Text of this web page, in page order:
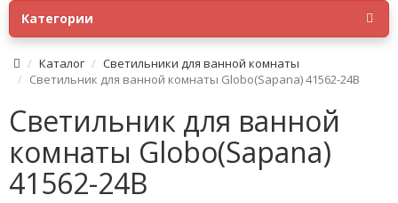
Категории
Каталог
Светильники для ванной комнаты
Светильник для ванной комнаты Globo(Sapana) 41562-24B
Светильник для ванной
комнаты Globo(Sapana)
41562-24B